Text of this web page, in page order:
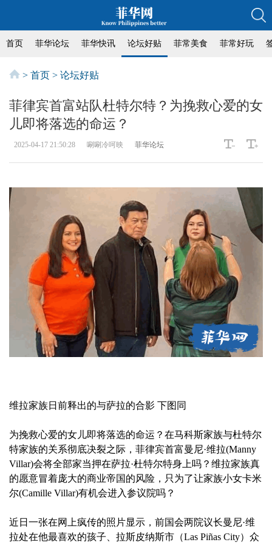
首页 菲华论坛 菲华快讯 论坛好贴 菲常美食 菲常好玩
> 首页 > 论坛好贴
菲律宾首富站队杜特尔特？为挽救心爱的女
儿即将落选的命运？
2025-04-17 21:50:28 唰唰冷呵映 菲华论坛
维拉家族日前释出的与萨拉的合影 下图同
为挽救心爱的女儿即将落选的命运？在马科斯家族与杜特尔
特家族的关系彻底决裂之际，菲律宾首富曼尼·维拉(Manny
Villar)会将全部家当押在萨拉·杜特尔特身上吗？维拉家族真
的愿意冒着庞大的商业帝国的风险，只为了让家族小女卡米
尔(Camille Villar)有机会进入参议院吗？
近日一张在网上疯传的照片显示，前国会两院议长曼尼·维
拉处在他最喜欢的孩子、拉斯皮纳斯市（Las Piñas City）众